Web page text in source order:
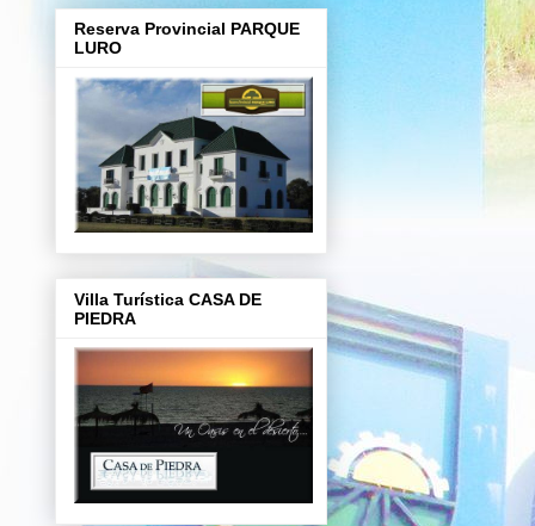
Reserva Provincial PARQUE
LURO
Villa Turística CASA DE
PIEDRA